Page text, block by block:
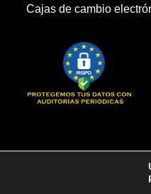
Cajas de cambio
Copyright © 2026